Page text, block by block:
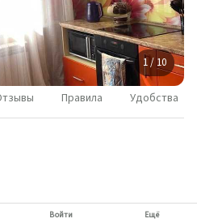
1 / 10
Правила Удобства
Войти Ещё